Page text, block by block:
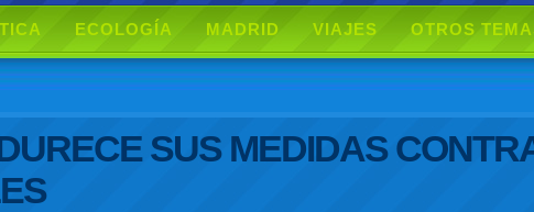
ECOLOGÍA MADRID VIAJES OTROS
SUS MEDIDAS